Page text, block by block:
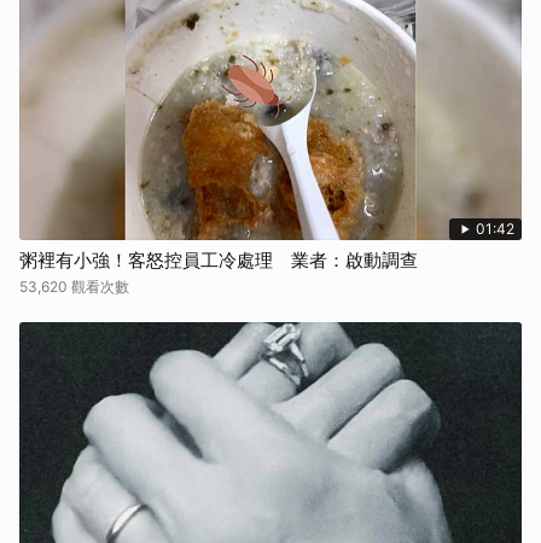
01:42
粥裡有小強！客怒控員工冷處理 業者：啟動調查
53,620 觀看次數